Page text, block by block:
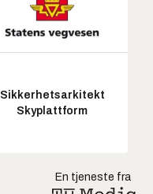
Sikkerhetsarkitekt
Skyplattform
En tjeneste fra